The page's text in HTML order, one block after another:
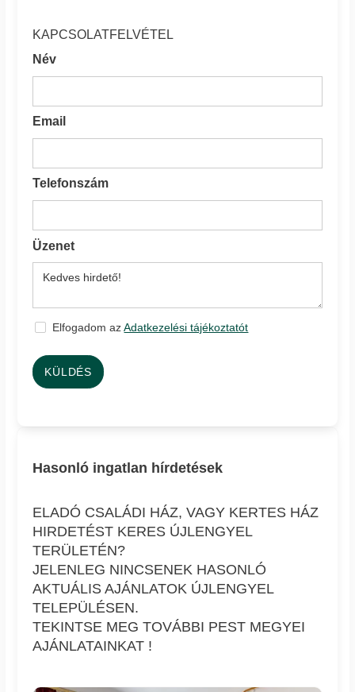
KAPCSOLATFELVÉTEL
Név
Email
Telefonszám
Üzenet
Elfogadom azAdatkezelési tájékoztatót
KÜLDÉS
Hasonló ingatlan hírdetések
ELADÓ CSALÁDI HÁZ, VAGY KERTES HÁZ
HIRDETÉST KERES ÚJLENGYEL
TERÜLETÉN?
JELENLEG NINCSENEK HASONLÓ
AKTUÁLIS AJÁNLATOK ÚJLENGYEL
TELEPÜLÉSEN.
TEKINTSE MEG TOVÁBBI PEST MEGYEI
AJÁNLATAINKAT !